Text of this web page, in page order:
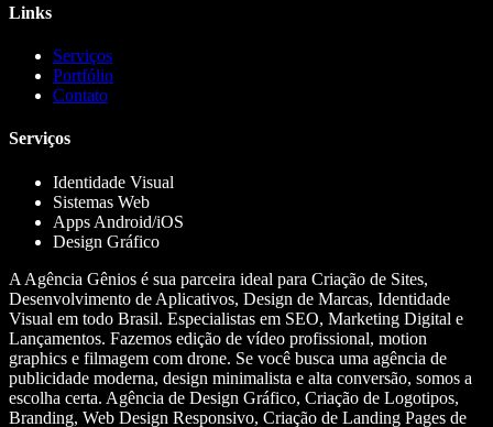
Links
Serviços
Portfólio
Contato
Serviços
Identidade Visual
Sistemas Web
Apps Android/iOS
Design Gráfico
A Agência Gênios é sua parceira ideal para Criação de Sites,
Desenvolvimento de Aplicativos, Design de Marcas, Identidade
Visual em todo Brasil. Especialistas em SEO, Marketing Digital e
Lançamentos. Fazemos edição de vídeo profissional, motion
graphics e filmagem com drone. Se você busca uma agência de
publicidade moderna, design minimalista e alta conversão, somos a
escolha certa. Agência de Design Gráfico, Criação de Logotipos,
Branding, Web Design Responsivo, Criação de Landing Pages de